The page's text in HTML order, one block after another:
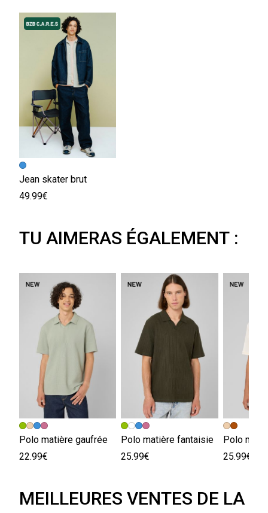
Jean skater brut
49.99€
TU AIMERAS ÉGALEMENT :
Polo matière gaufrée
22.99€
Polo matière fantaisie
25.99€
Polo
25.99€
MEILLEURES VENTES DE LA